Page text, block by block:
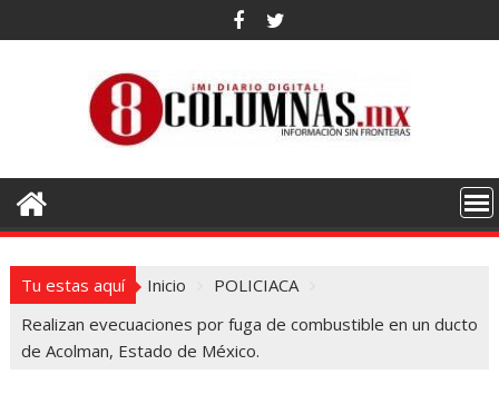
al
Tu estas aquí Inicio
POLICIACA
Realizan evecuaciones por fuga de combustible en un ducto
de Acolman, Estado de México.